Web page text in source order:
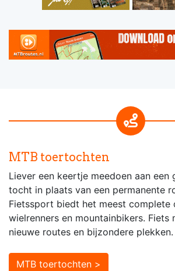
MTB toertochten
Liever een keertje meedoen aan een
tocht in plaats van een permanente
Fietssport biedt het meest complete
wielrenners en mountainbikers. Fiets
nieuwe routes en bijzondere plekken.
MTB toertochten >